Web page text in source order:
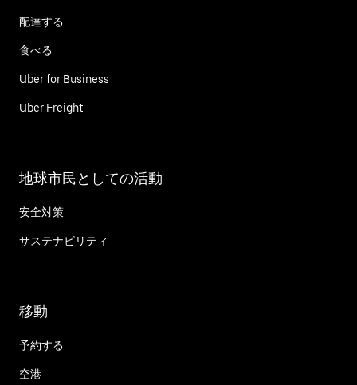
配達する
食べる
Uber for Business
Uber Freight
地球市民としての活動
安全対策
サステナビリティ
移動
予約する
空港